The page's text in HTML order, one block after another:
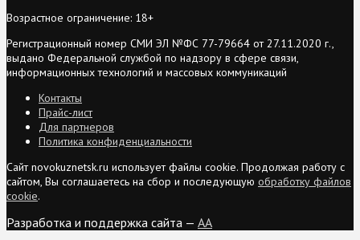
Возрастное ограничение: 18+
Регистрационный номер СМИ ЭЛ №ФС 77-79664 от 27.11.2020 г.,
выдано Федеральной службой по надзору в сфере связи,
информационных технологий и массовых коммуникаций
Контакты
Прайс-лист
Для партнеров
Политика конфиденциальности
Сайт novokuznetsk.ru использует файлы cookie. Продолжая работу с
сайтом, Вы соглашаетесь на сбор и последующую обработку файлов
cookie.
Разработка и поддержка сайта — AA